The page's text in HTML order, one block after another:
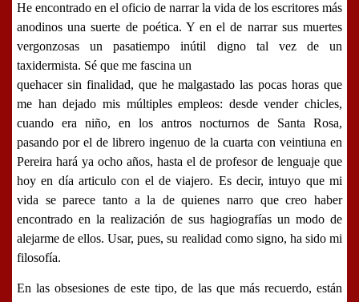
He encontrado en el oficio de narrar la vida de los escritores más
anodinos una suerte de poética. Y en el de narrar sus muertes
vergonzosas un pasatiempo inútil digno tal vez de un
taxidermista. Sé que me fascina un
quehacer sin finalidad, que he malgastado las pocas horas que
me han dejado mis múltiples empleos: desde vender chicles,
cuando era niño, en los antros nocturnos de Santa Rosa,
pasando por el de librero ingenuo de la cuarta con veintiuna en
Pereira hará ya ocho años, hasta el de profesor de lenguaje que
hoy en día articulo con el de viajero. Es decir, intuyo que mi
vida se parece tanto a la de quienes narro que creo haber
encontrado en la realización de sus hagiografías un modo de
alejarme de ellos.Usar, pues, su realidad como signo, ha sido mi
filosofía.
En las obsesiones de este tipo, de las que más recuerdo, están